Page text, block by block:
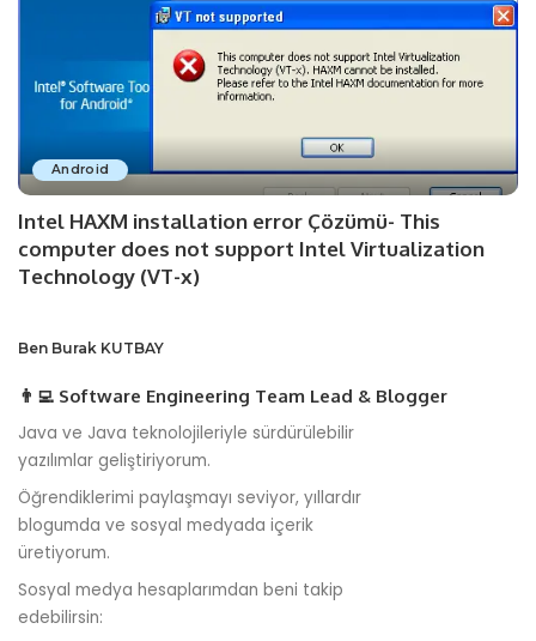
Android
Intel HAXM installation error Çözümü- This
computer does not support Intel Virtualization
Technology (VT-x)
Ben Burak KUTBAY
👨‍💻 Software Engineering Team Lead & Blogger
Java ve Java teknolojileriyle sürdürülebilir
yazılımlar geliştiriyorum.
Öğrendiklerimi paylaşmayı seviyor, yıllardır
blogumda ve sosyal medyada içerik
üretiyorum.
Sosyal medya hesaplarımdan beni takip
edebilirsin: